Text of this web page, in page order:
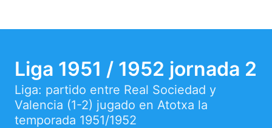
Liga 1951 / 1952 jornada 2
Liga: partido entre Real Sociedad y
Valencia (1-2) jugado en Atotxa la
temporada 1951/1952